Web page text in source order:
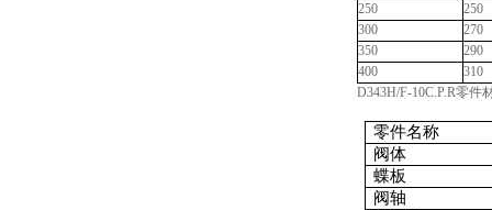
250
250
300
270
350
290
400
310
D343H/F-10C.P.R零件
零件名称
阀体
蝶板
阀轴